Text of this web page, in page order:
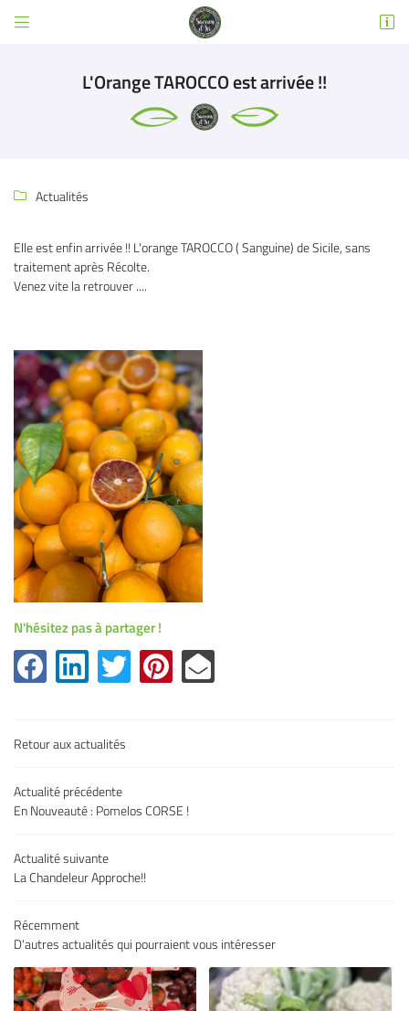

& légumes
& charcuteries
fine
à vins & bières
producteurs
Avis

Inscription
05 32 02 49 63
Adresse email de réception
Rafraîchir le captcha
En cochant cette case, vous consentez à recevoir nos propositions commerciales à
l'adresse email indiqué ci-dessus. Vous pouvez vous désinscrire à tout moment en
utilisantle formulaire de désinscription.
Inscription
L'Orange TAROCCO est arrivée !!
 Actualités
Elle est enfin arrivée !! L'orange TAROCCO ( Sanguine) de Sicile, sans
traitement après Récolte.
Venez vite la retrouver ....
N'hésitez pas à partager !
Retour aux actualités
Actualité précédente
En Nouveauté : Pomelos CORSE !
Actualité suivante
La Chandeleur Approche!!
Récemment
D'autres actualités qui pourraient vous intéresser